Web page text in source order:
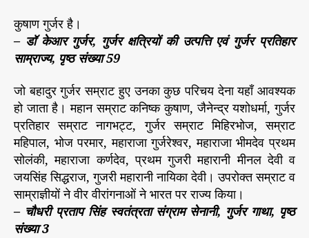
कुषाण गुर्जर है।
– डॉ केआर गुर्जर, गुर्जर क्षत्रियों की उत्पत्ति एवं गुर्जर प्रतिहार
साम्राज्य, पृष्ठ संख्या 59
जो बहादुर गुर्जर सम्राट हुए उनका कुछ परिचय देना यहाँ आवश्यक
हो जाता है। महान सम्राट कनिष्क कुषाण, जैनेन्द्र यशोधर्मा, गुर्जर
प्रतिहार सम्राट नागभट्ट, गुर्जर सम्राट मिहिरभोज, सम्राट
महिपाल, भोज परमार, महाराजा गुर्जरेश्वर, महाराजा भीमदेव प्रथम
सोलंकी, महाराजा कर्णदेव, प्रथम गुजरी महारानी मीनल देवी व
जयसिंह सिद्धराज, गुजरी महारानी नायिका देवी। उपरोक्त सम्राट व
साम्राज्ञीयों ने वीर वीरांगनाओं ने भारत पर राज्य किया।
– चौधरी प्रताप सिंह स्वतंत्रता संग्राम सेनानी, गुर्जर गाथा, पृष्ठ
संख्या 3